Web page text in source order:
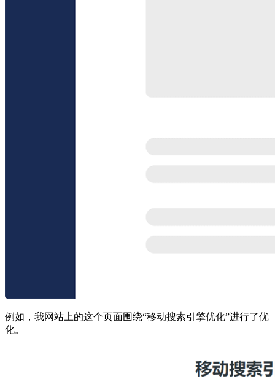
例如，我网站上的这个页面围绕“移动搜索引擎优化”进行了优
化。